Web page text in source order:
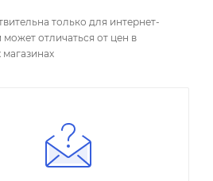
только для интернет-
может отличаться от цен в